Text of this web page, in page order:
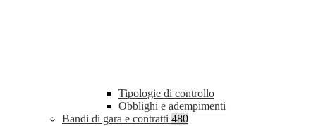
Tipologie di controllo
Obblighi e adempimenti
Bandi di gara e contratti 480